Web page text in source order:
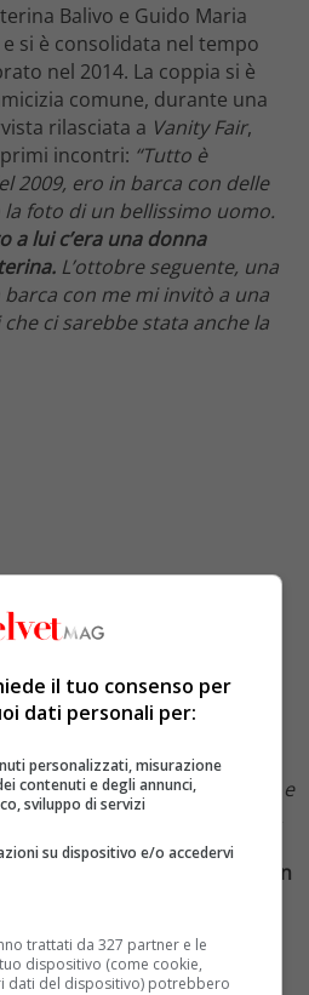
Balivo e Guido Maria
si è consolidata nel tempo
nel 2014. La coppia si è
comune, durante una
rilasciata a Vanity Fair,
incontri: “Tutto è
2009, ero in barca con delle
foto di un bellissimo uomo.
a lui c’era una donna
L’ottobre seguente, una
con me mi invitò a una
ci sarebbe stata anche la
vivo, mi piacque subito
Così le scrissi una lettera e
che conoscevamo entrambi,
la lesse e poi mi fece una
Il matrimonio è stato celebrato in
famiglie e di pochi amici,
attenzioni mediatiche. Da
un precedente
il tuo consenso per
dati personali per:
personalizzati, misurazione
contenuti e degli annunci,
sviluppo di servizi
su dispositivo e/o accedervi
trattati da 327 partner e le
dispositivo (come cookie,
dati del dispositivo) potrebbero